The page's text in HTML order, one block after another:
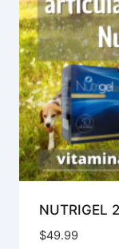
NUTRIGEL
$49.99